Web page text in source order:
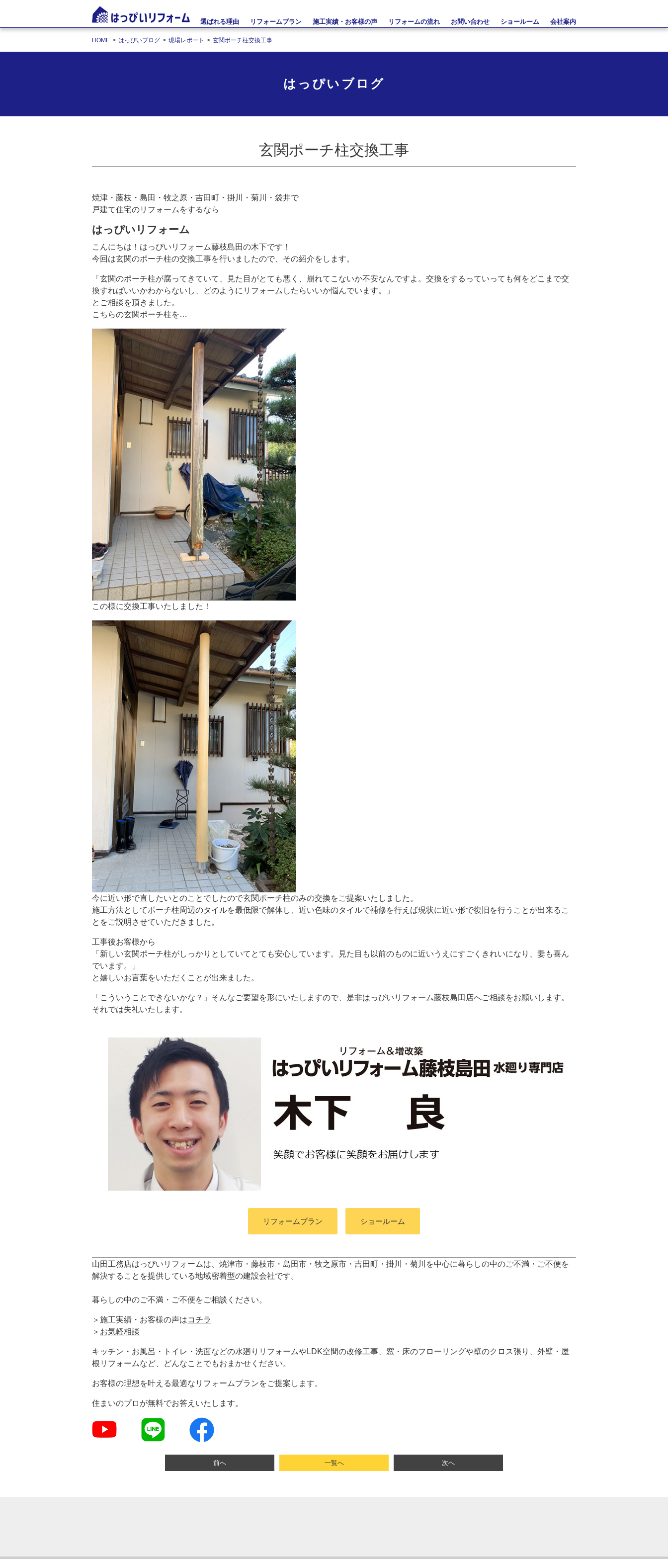
選ばれる理由 リフォームプラン 施工実績・お客様の声 リフォームの流れ お問い合わせ ショールーム 会社案内
HOME はっぴいブログ 現場レポート 玄関ポーチ柱交換工事
はっぴいブログ
玄関ポーチ柱交換工事
焼津・藤枝・島田・牧之原・吉田町・掛川・菊川・袋井で
戸建て住宅のリフォームをするなら
はっぴいリフォーム
こんにちは！はっぴいリフォーム藤枝島田の木下です！
今回は玄関のポーチ柱の交換工事を行いましたので、その紹介をします。
「玄関のポーチ柱が腐ってきていて、見た目がとても悪く、崩れてこないか不安なんですよ。交換をするっていっても何をどこまで交
換すればいいかわからないし、どのようにリフォームしたらいいか悩んでいます。」
とご相談を頂きました。
こちらの玄関ポーチ柱を…
この様に交換工事いたしました！
今に近い形で直したいとのことでしたので玄関ポーチ柱のみの交換をご提案いたしました。
施工方法としてポーチ柱周辺のタイルを最低限で解体し、近い色味のタイルで補修を行えば現状に近い形で復旧を行うことが出来るこ
とをご説明させていただきました。
工事後お客様から
「新しい玄関ポーチ柱がしっかりとしていてとても安心しています。見た目も以前のものに近いうえにすごくきれいになり、妻も喜ん
でいます。」
と嬉しいお言葉をいただくことが出来ました。
「こういうことできないかな？」そんなご要望を形にいたしますので、是非はっぴいリフォーム藤枝島田店へご相談をお願いします。
それでは失礼いたします。
リフォームプラン ショールーム
山田工務店はっぴいリフォームは、焼津市・藤枝市・島田市・牧之原市・吉田町 ・掛川・菊川
を中心に暮らしの中のご不満・ご不便を
解決することを提供している地域密着型の建設会社です。
暮らしの中のご不満・ご不便をご相談ください。
＞施工実績・お客様の声はコチラ
＞ お気軽相談
キッチン・お風呂・トイレ・洗面などの水廻りリフォームやLDK空間の改修工事、窓・床のフローリングや壁のクロス張り、外壁・屋
根リフォームなど、どんなことでもおまかせください。
お客様の理想を叶える最適なリフォームプランをご提案します。
住まいのプロが無料でお答えいたします。
前へ 一覧へ 次へ